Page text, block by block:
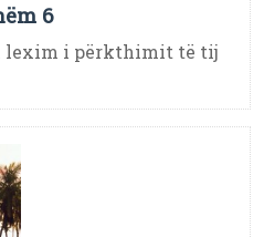
6
lexim i përkthimit të tij